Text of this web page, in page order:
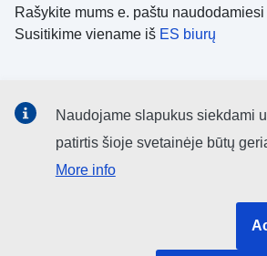
Rašykite mums e. paštu naudodamiesi
Susitikime viename iš ES biurų
socialinių tinklų kanalai
Naudojame slapukus siekdami
patirtis šioje svetainėje būtų
More info